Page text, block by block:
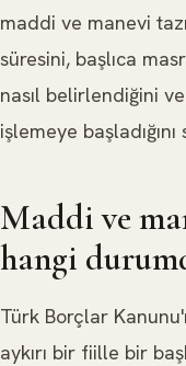
maddi ve manevi
süresini, başlıca
nasıl belirlendiğini
işlemeye
Maddi ve
hangi
Türk Borçlar
aykırı bir fiille bir